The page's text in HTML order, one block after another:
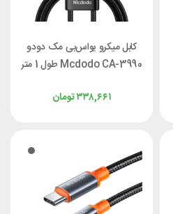
کابل میکرو یواس‌بی مک دودو
Mcdodo CA-3990 طول 1 متر
تومان۳۳۸,۶۶۱